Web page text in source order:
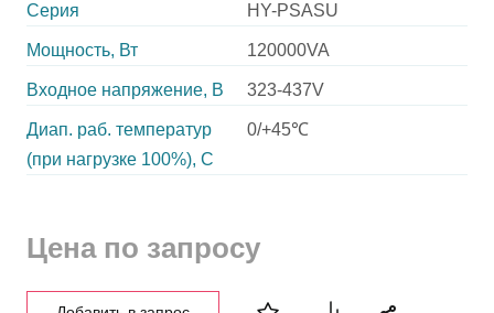
Серия HY-PSASU
Мощность, Вт 120000VA
Входное напряжение, В 323-437V
Диап. раб. температур
(при нагрузке 100%), C
0/+45℃
Цена по запросу